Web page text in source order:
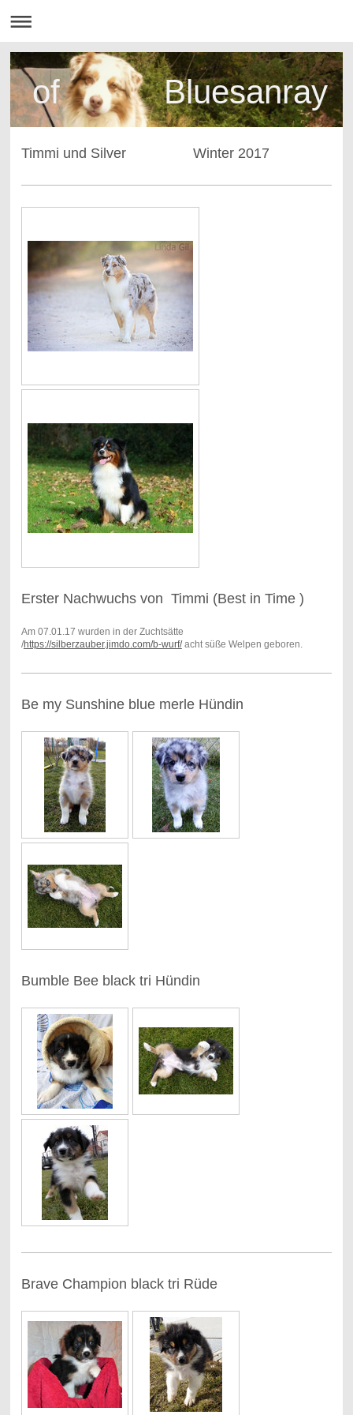
of Bluesanray
Timmi und Silver Winter 2017
Erster Nachwuchs von Timmi (Best in Time )
Am 07.01.17 wurden in der Zuchtsätte
/https://silberzauber.jimdo.com/b-wurf/acht süße Welpen geboren.
Be my Sunshine blue merle Hündin
Bumble Bee black tri Hündin
Brave Champion black tri Rüde